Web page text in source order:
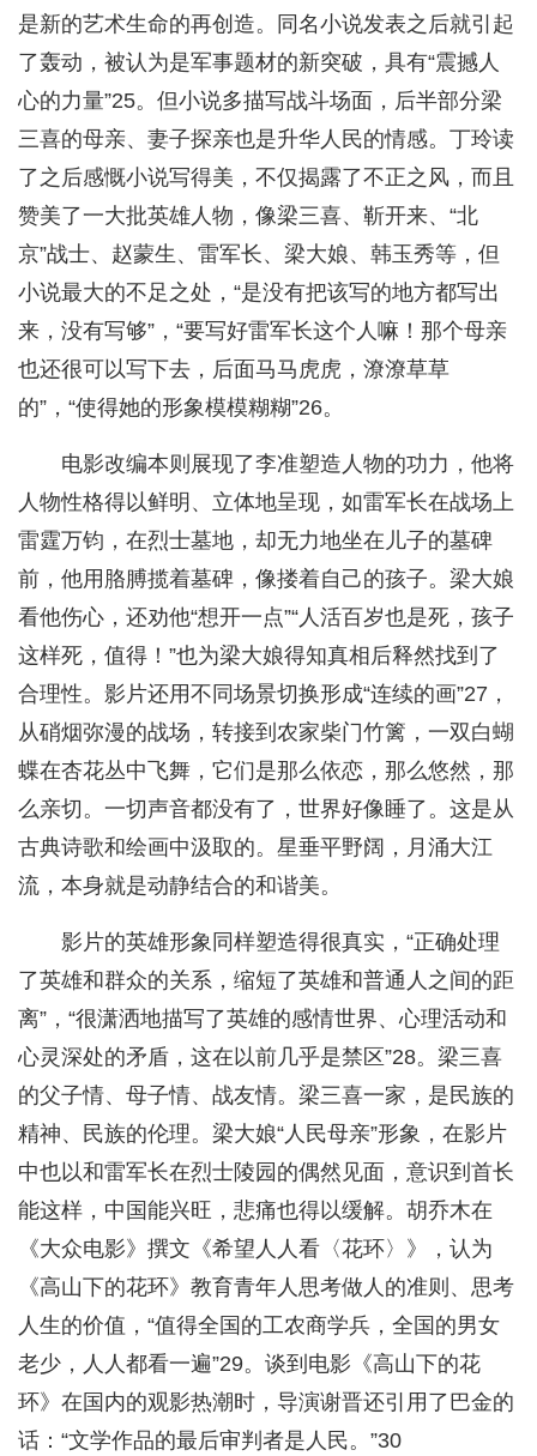
是新的艺术生命的再创造。同名小说发表之后就引起
了轰动，被认为是军事题材的新突破，具有“震撼人
心的力量”25。但小说多描写战斗场面，后半部分梁
三喜的母亲、妻子探亲也是升华人民的情感。丁玲读
了之后感慨小说写得美，不仅揭露了不正之风，而且
赞美了一大批英雄人物，像梁三喜、靳开来、“北
京”战士、赵蒙生、雷军长、梁大娘、韩玉秀等，但
小说最大的不足之处，“是没有把该写的地方都写出
来，没有写够”，“要写好雷军长这个人嘛！那个母亲
也还很可以写下去，后面马马虎虎，潦潦草草
的”，“使得她的形象模模糊糊”26。
电影改编本则展现了李准塑造人物的功力，他将
人物性格得以鲜明、立体地呈现，如雷军长在战场上
雷霆万钧，在烈士墓地，却无力地坐在儿子的墓碑
前，他用胳膊揽着墓碑，像搂着自己的孩子。梁大娘
看他伤心，还劝他“想开一点”“人活百岁也是死，孩子
这样死，值得！”也为梁大娘得知真相后释然找到了
合理性。影片还用不同场景切换形成“连续的画”27，
从硝烟弥漫的战场，转接到农家柴门竹篱，一双白蝴
蝶在杏花丛中飞舞，它们是那么依恋，那么悠然，那
么亲切。一切声音都没有了，世界好像睡了。这是从
古典诗歌和绘画中汲取的。星垂平野阔，月涌大江
流，本身就是动静结合的和谐美。
影片的英雄形象同样塑造得很真实，“正确处理
了英雄和群众的关系，缩短了英雄和普通人之间的距
离”，“很潇洒地描写了英雄的感情世界、心理活动和
心灵深处的矛盾，这在以前几乎是禁区”28。梁三喜
的父子情、母子情、战友情。梁三喜一家，是民族的
精神、民族的伦理。梁大娘“人民母亲”形象，在影片
中也以和雷军长在烈士陵园的偶然见面，意识到首长
能这样，中国能兴旺，悲痛也得以缓解。胡乔木在
《大众电影》撰文《希望人人看〈花环〉》，认为
《高山下的花环》教育青年人思考做人的准则、思考
人生的价值，“值得全国的工农商学兵，全国的男女
老少，人人都看一遍”29。谈到电影《高山下的花
环》在国内的观影热潮时，导演谢晋还引用了巴金的
话：“文学作品的最后审判者是人民。”30